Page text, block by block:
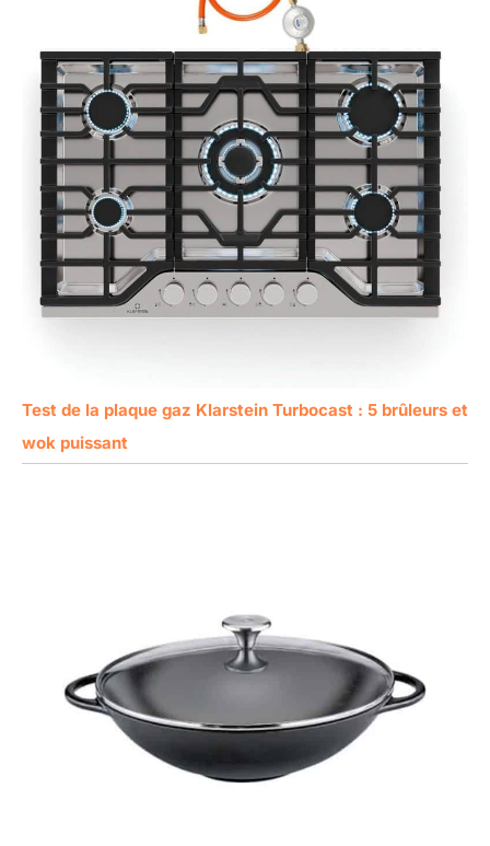
Test de la plaque gaz Klarstein Turbocast : 5 brûleurs et
wok puissant